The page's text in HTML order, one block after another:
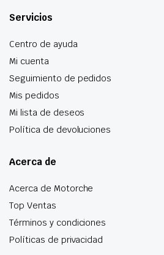
Servicios
Centro de ayuda
Mi cuenta
Seguimiento de pedidos
Mis pedidos
Mi lista de deseos
Política de devoluciones
Acerca de
Acerca de Motorche
Top Ventas
Términos y condiciones
Políticas de privacidad